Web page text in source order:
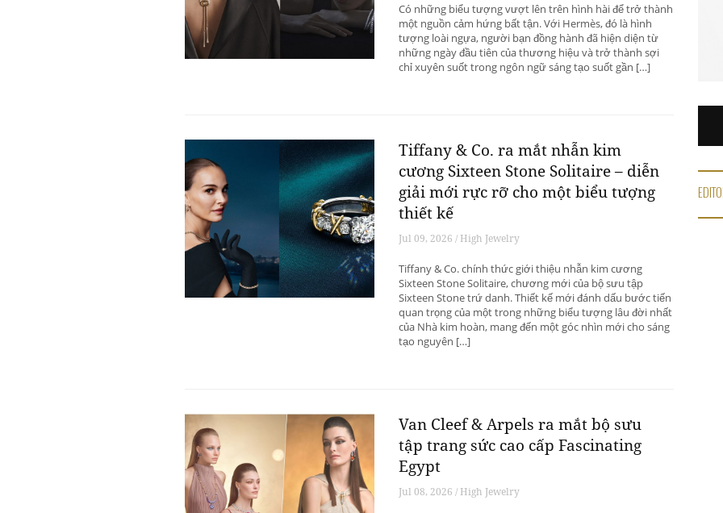
Có những biểu tượng vượt lên trên hình hài để trở thành
một nguồn cảm hứng bất tận. Với Hermès, đó là hình
tượng loài ngựa, người bạn đồng hành đã hiện diện từ
những ngày đầu tiên của thương hiệu và trở thành sợi
chỉ xuyên suốt trong ngôn ngữ sáng tạo suốt gần […]
Tiffany & Co. ra mắt nhẫn kim
cương Sixteen Stone Solitaire – diễn
giải mới rực rỡ cho một biểu tượng
thiết kế
Jul 09, 2026 / High Jewelry
Tiffany & Co. chính thức giới thiệu nhẫn kim cương
Sixteen Stone Solitaire, chương mới của bộ sưu tập
Sixteen Stone trứ danh. Thiết kế mới đánh dấu bước tiến
quan trọng của một trong những biểu tượng lâu đời nhất
của Nhà kim hoàn, mang đến một góc nhìn mới cho sáng
tạo nguyên […]
Van Cleef & Arpels ra mắt bộ sưu
tập trang sức cao cấp Fascinating
Egypt
Jul 08, 2026 / High Jewelry